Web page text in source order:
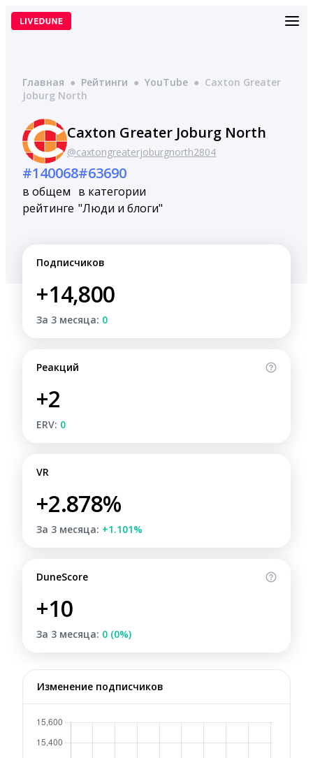
Перейти
Главная ● Рейтинги ● YouTube ● Caxton Greater
Joburg North
Caxton Greater Joburg North
@caxtongreaterjoburgnorth2804
#140068
в общем
рейтинге
#63690
в категории
"Люди и блоги"
Подписчиков
+14,800
За 3 месяца: 0
Реакций
+2
ERV: 0
VR
+2.878%
За 3 месяца: +1.101%
DuneScore
+10
За 3 месяца: 0 (0%)
Изменение подписчиков